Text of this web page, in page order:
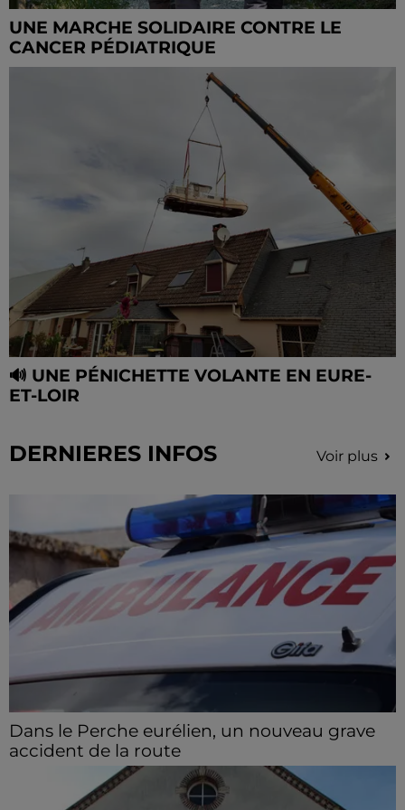
UNE MARCHE SOLIDAIRE CONTRE LE
CANCER PÉDIATRIQUE
🔊 UNE PÉNICHETTE VOLANTE EN EURE-
ET-LOIR
DERNIERES INFOS Voir plus
Dans le Perche eurélien, un nouveau grave
accident de la route
Deux blessés ont été pris en charge, dont un en
urgence absolue.